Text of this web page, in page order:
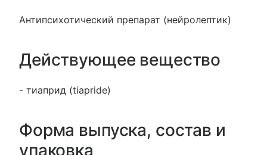
Антипсихотический препарат (нейролептик)
Действующее вещество
- тиаприд (tiapride)
Форма выпуска, состав и
упаковка